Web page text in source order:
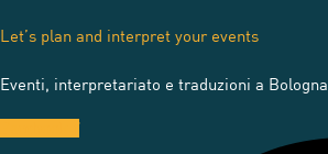
Let’s plan and interpret your events
Eventi, interpretariato e traduzioni a Bologna